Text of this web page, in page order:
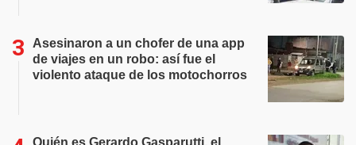
Asesinaron a un chofer de una app
de viajes en un robo: así fue el
violento ataque de los motochorros